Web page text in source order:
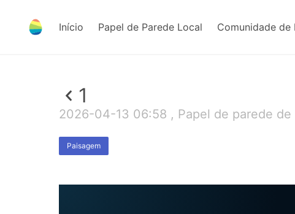
Início Papel de Parede Local Comunidade de
1
2026-04-13 06:58 , Papel de parede de
Paisagem